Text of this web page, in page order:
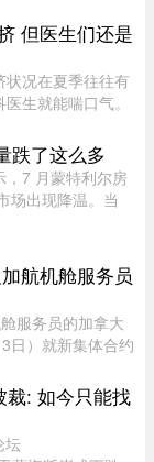
但医生们还是
状况在夏季往往有
生就能喘口气。
生的工作负担不
跌了这么多
，7 月蒙特利尔房
场出现降温。当
航机舱服务员
服务员的加拿大
日）就新集体合约
资料，该公司机舱
裁: 如今只能找
坛